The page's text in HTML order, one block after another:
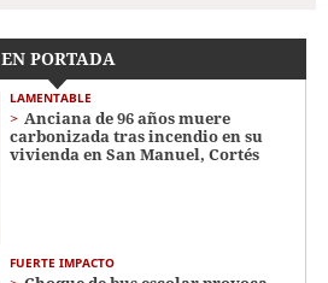
EN PORTADA
LAMENTABLE
Anciana de 96 años muere
carbonizada tras incendio en su
vivienda en San Manuel, Cortés
FUERTE IMPACTO